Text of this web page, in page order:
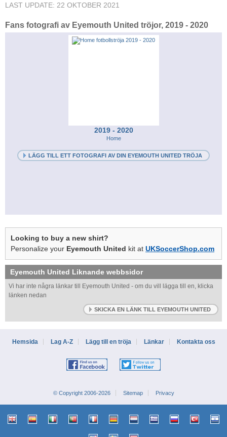
LAST UPDATE: 22 OKTOBER 2021
Fans fotografi av Eyemouth United tröjor, 2019 - 2020
2019 - 2020
Home
LÄGG TILL ETT FOTOGRAFI AV DIN EYEMOUTH UNITED TRÖJA
Looking to buy a new shirt?
Personalize your Eyemouth United kit at UKSoccerShop.com
Eyemouth United Liknande webbsidor
Vi har inte några länkar till Eyemouth United - om du vill lägga till en, klicka
länken nedan
SKICKA EN LÄNK TILL EYEMOUTH UNITED
Hemsida Lag A-Z Lägg till en tröja Länkar Kontakta oss
© Copyright 2006-2026 Sitemap Privacy